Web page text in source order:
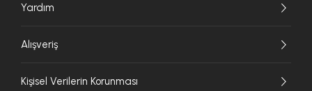
Yardım
Alışveriş
Kişisel Verilerin Korunması